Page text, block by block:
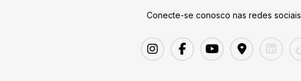
Conecte-se conosco nas redes sociais